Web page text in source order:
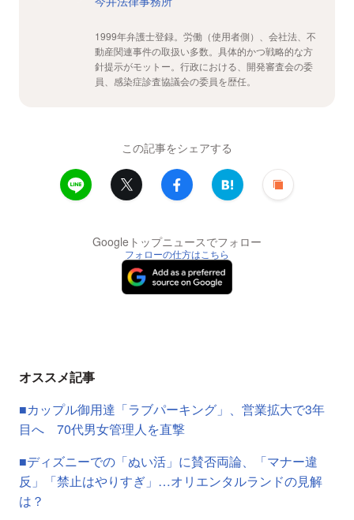
1999年弁護士登録。労働（使用者側）、会社法、不
動産関連事件の取扱い多数。具体的かつ戦略的な方
針提示がモットー。行政における、開発審査会の委
員、感染症診査協議会の委員を歴任。
この記事をシェアする
Googleトップニュースでフォロー
フォローの仕方はこちら
オススメ記事
■カップル御用達「ラブパーキング」、営業拡大で3年
目へ 70代男女管理人を直撃
■ディズニーでの「ぬい活」に賛否両論、「マナー違
反」「禁止はやりすぎ」…オリエンタルランドの見解
は？